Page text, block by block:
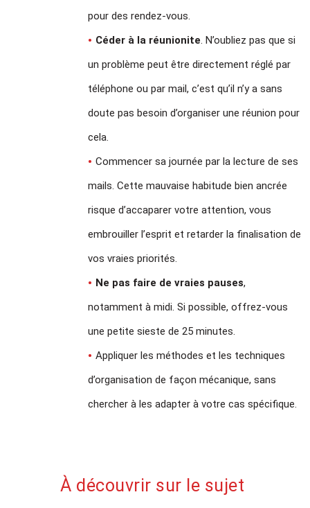
pour des rendez-vous.
Céder à la réunionite. N’oubliez pas que si
un problème peut être directement réglé par
téléphone ou par mail, c’est qu’il n’y a sans
doute pas besoin d’organiser une réunion pour
cela.
Commencer sa journée par la lecture de ses
mails. Cette mauvaise habitude bien ancrée
risque d’accaparer votre attention, vous
embrouiller l’esprit et retarder la finalisation de
vos vraies priorités.
Ne pas faire de vraies pauses,
notamment à midi. Si possible, offrez-vous
une petite sieste de 25 minutes.
Appliquer les méthodes et les techniques
d’organisation de façon mécanique, sans
chercher à les adapter à votre cas spécifique.
À découvrir sur le sujet